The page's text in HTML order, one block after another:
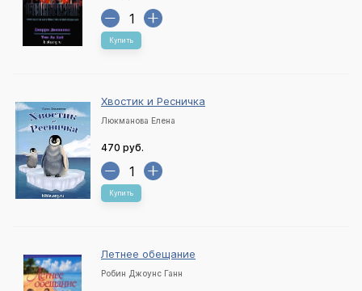
Купить
Хвостик и Ресничка
Люкманова Елена
470 руб.
Купить
Летнее обещание
Робин Джоунс Ганн